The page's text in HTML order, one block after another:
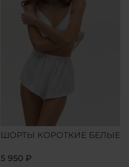
ШОРТЫ КОРОТКИЕ БЕЛЫЕ
5 950 ₽